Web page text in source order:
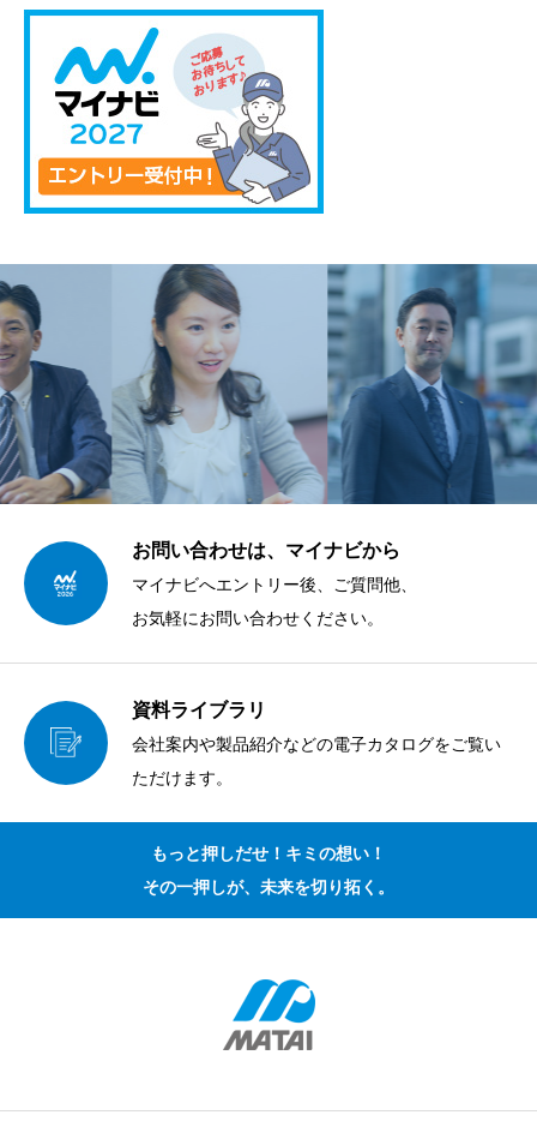
お問い合わせは、マイナビから
マイナビへエントリー後、ご質問他、
お気軽にお問い合わせください。
資料ライブラリ
会社案内や製品紹介などの電子カタログをご覧い
ただけます。
もっと押しだせ！キミの想い！
その一押しが、未来を切り拓く。